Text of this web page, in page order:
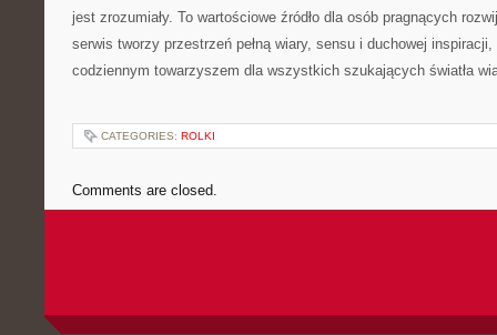
jest zrozumiały. To wartościowe źródło dla osób pragnących
serwis tworzy przestrzeń pełną wiary, sensu i duchowej
codziennym towarzyszem dla wszystkich szukających światła
CATEGORIES: ROLKI
Comments are closed.